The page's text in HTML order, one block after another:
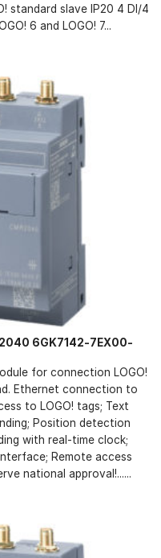
standard slave IP20 4 DI/4
6 and LOGO! 7...
6GK7142-7EX00-
for connection LOGO!
Ethernet connection to
to LOGO! tags; Text
Position detection
with real-time clock;
Remote access
national approval!......